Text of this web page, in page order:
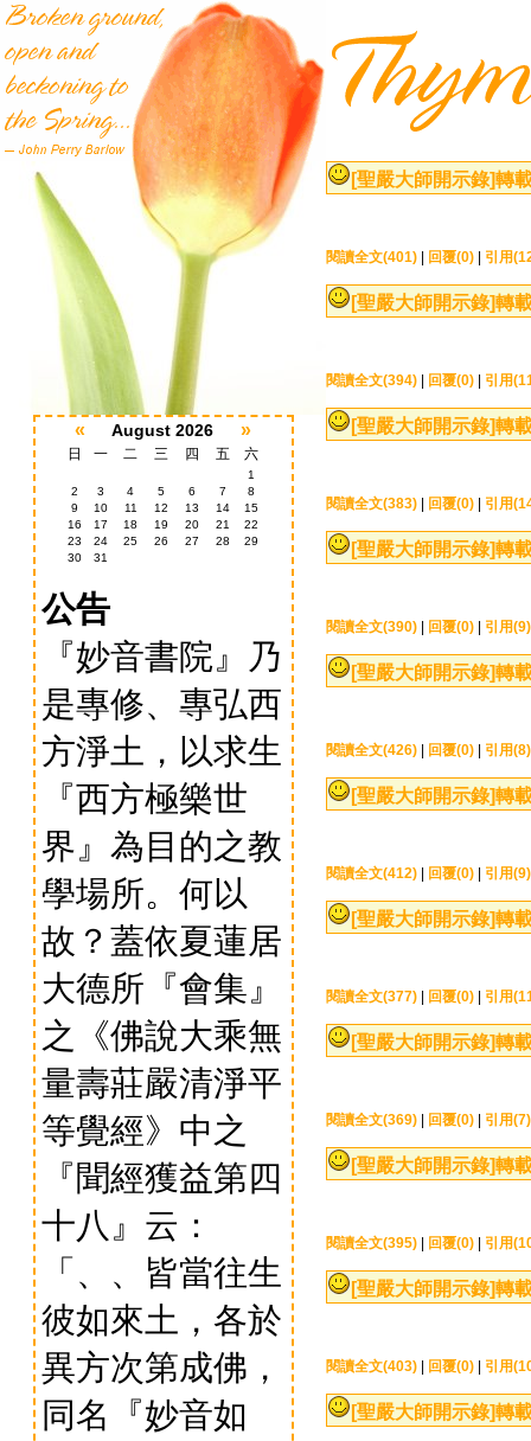
« August 2026 »
日 一 二 三 四 五 六
1
2
3 4 5 6 7
8
9
10 11 12 13 14
15
16
17 18 19 20 21
22
23
24 25 26 27 28
29
30
31
公告
『妙音書院』乃
是專修、專弘西
方淨土，以求生
『西方極樂世
界』為目的之教
學場所。何以
故？蓋依夏蓮居
大德所『會集』
之《佛說大乘無
量壽莊嚴清淨平
等覺經》中之
『聞經獲益第四
十八』云：
「、、皆當往生
彼如來土，各於
異方次第成佛，
同名『妙音如
[聖嚴大師開示錄]轉
閱讀全文(401) 回覆(0) 引用
[聖嚴大師開示錄]轉
閱讀全文(394) 回覆(0) 引用
[聖嚴大師開示錄]轉
閱讀全文(383) 回覆(0) 引用
[聖嚴大師開示錄]轉
閱讀全文(390) 回覆(0) 引用(9)
[聖嚴大師開示錄]轉
閱讀全文(426) 回覆(0) 引用(8)
[聖嚴大師開示錄]轉
閱讀全文(412) 回覆(0) 引用(9)
[聖嚴大師開示錄]轉
閱讀全文(377) 回覆(0) 引用
[聖嚴大師開示錄]轉
閱讀全文(369) 回覆(0) 引用(7)
[聖嚴大師開示錄]轉
閱讀全文(395) 回覆(0) 引用
[聖嚴大師開示錄]轉
閱讀全文(403) 回覆(0) 引用
[聖嚴大師開示錄]轉